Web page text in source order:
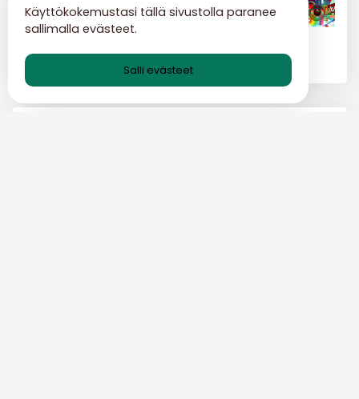
sosiaaliseen mediaan (Facebook,
LinkedIn jne.)
02 MAY 2024
Käyttökokemustasi tällä sivustolla paranee
sallimalla evästeet.
Salli evästeet